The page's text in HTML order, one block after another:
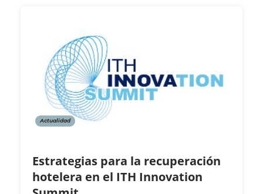
Actualidad
Estrategias para la recuperación
hotelera en el ITH Innovation